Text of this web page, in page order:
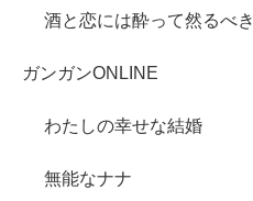
酒と恋には酔って然るべき
ガンガンONLINE
わたしの幸せな結婚
無能なナナ